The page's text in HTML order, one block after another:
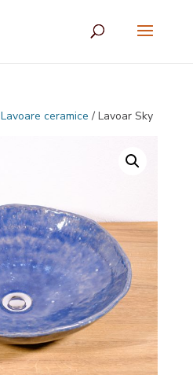
Lavoare ceramice / Lavoar Sky